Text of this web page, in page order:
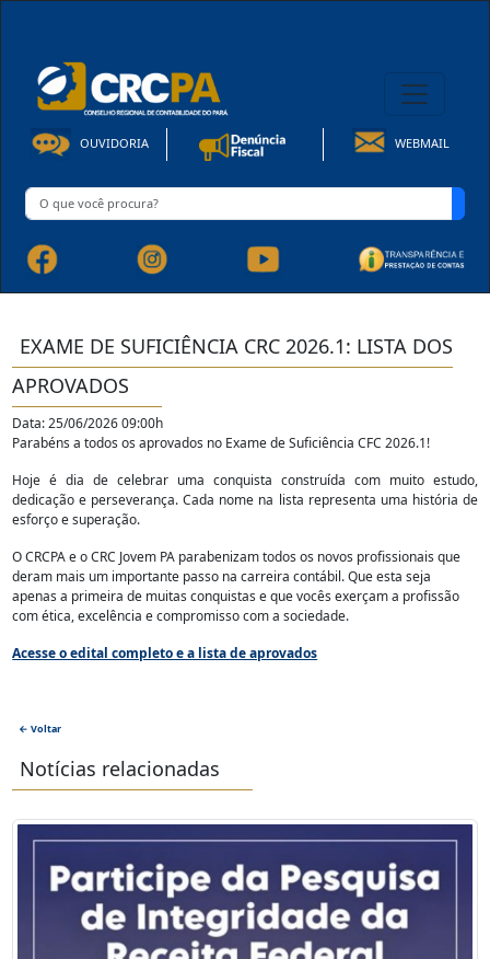
OUVIDORIA WEBMAIL
EXAME DE SUFICIÊNCIA CRC 2026.1: LISTA DOS
APROVADOS
Data: 25/06/2026 09:00h
Parabéns a todos os aprovados no Exame de Suficiência CFC 2026.1!
Hoje é dia de celebrar uma conquista construída com muito estudo,
dedicação e perseverança. Cada nome na lista representa uma história de
esforço e superação.
O CRCPA e o CRC Jovem PA parabenizam todos os novos profissionais que
deram mais um importante passo na carreira contábil. Que esta seja
apenas a primeira de muitas conquistas e que vocês exerçam a profissão
com ética, excelência e compromisso com a sociedade.
Acesse o edital completo e a lista de aprovados
← Voltar
Notícias relacionadas